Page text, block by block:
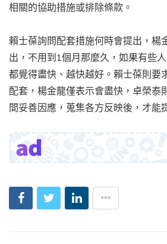
相關的協助措施或排除條款。
賴士葆詢問配套措施何時會提出，楊
出，不用到1個月那麼久，如果有些
都覺得盡快、越快越好。賴士葆則要
配套，楊金龍僅表示會盡快，卓榮泰
間妥善因應，蒐集各方反映後，才能